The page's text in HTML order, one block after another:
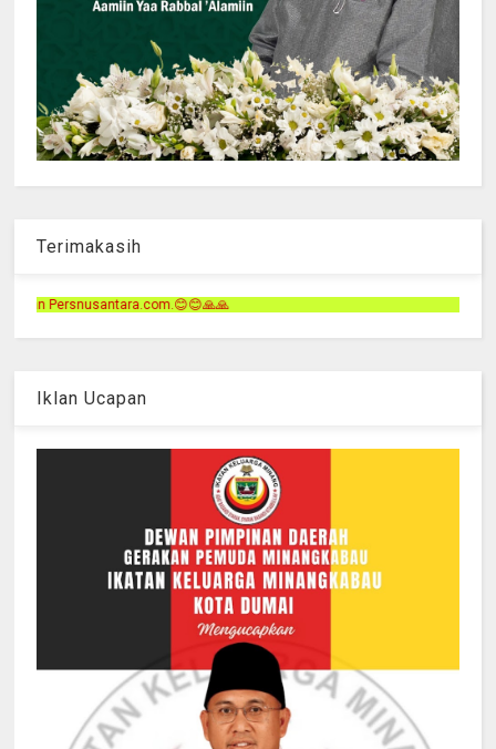
Terimakasih
Iklan Ucapan